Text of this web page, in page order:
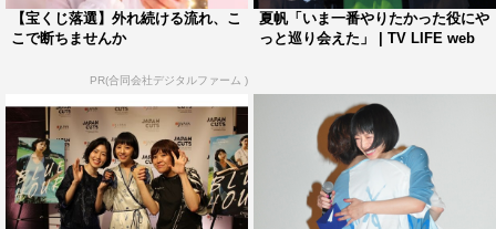
山のえみらも出演する。
の叫びとも言える「自分探しとかほんとうの私とか。んな
もん、クソくらえだバカ野郎」という痛烈なコピーととも
に“ふてくされ顔”が映し出されている。
「ブルーアワーにぶっ飛ばす」
【宝くじ落選】外れ続ける流れ、こ
こで断ちませんか
PR(合同会社デジタルファーム )
夏帆「いま一番やりたかった役にや
っと巡り会えた」 | TV LIFE web